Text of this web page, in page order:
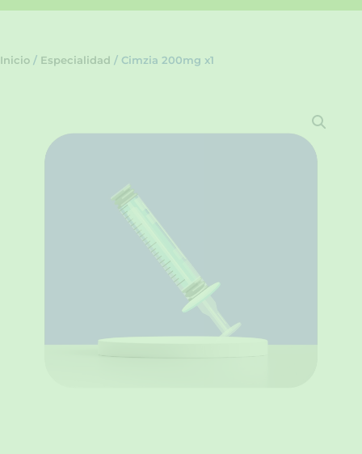
Inicio / Especialidad / Cimzia 200mg x1